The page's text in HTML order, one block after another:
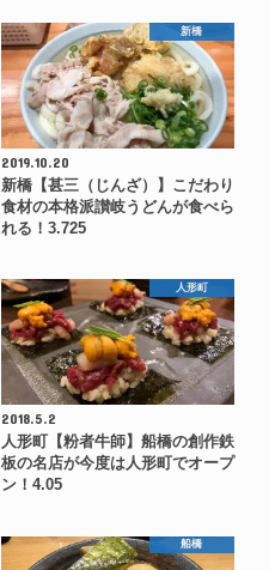
新橋
2019.10.20
新橋【甚三（じんざ）】こだわり
食材の本格派讃岐うどんが食べら
れる！3.725
人形町
2018.5.2
人形町【粉者牛師】船橋の創作鉄
板の名店が今度は人形町でオープ
ン！4.05
船橋